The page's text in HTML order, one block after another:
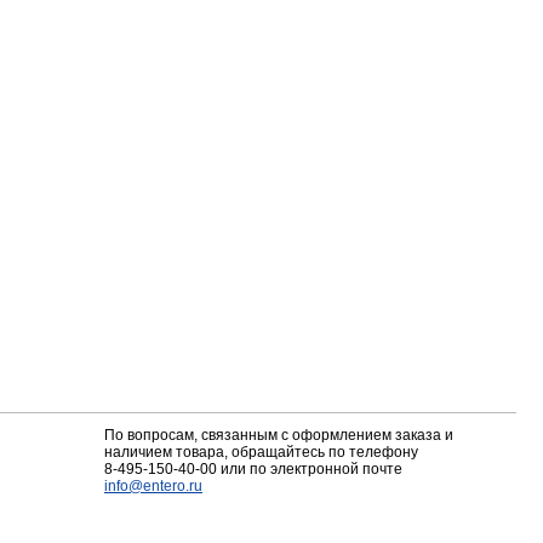
По вопросам, связанным с оформлением заказа и
наличием товара, обращайтесь по телефону
8-495-150-40-00 или по электронной почте
info@entero.ru